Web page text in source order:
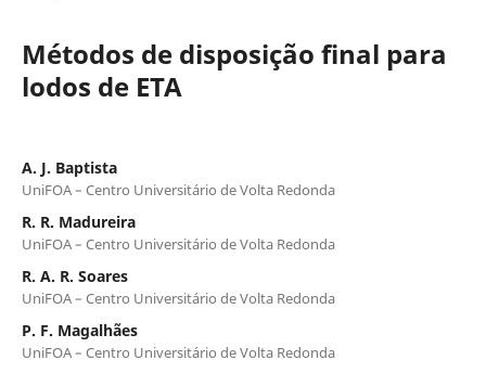
Métodos de disposição final para
lodos de ETA
A. J. Baptista
UniFOA – Centro Universitário de Volta Redonda
R. R. Madureira
UniFOA – Centro Universitário de Volta Redonda
R. A. R. Soares
UniFOA – Centro Universitário de Volta Redonda
P. F. Magalhães
UniFOA – Centro Universitário de Volta Redonda